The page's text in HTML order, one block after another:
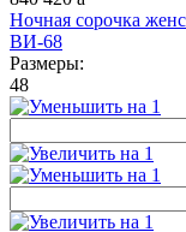
Ночная сорочка
ВИ-68
Размеры:
48